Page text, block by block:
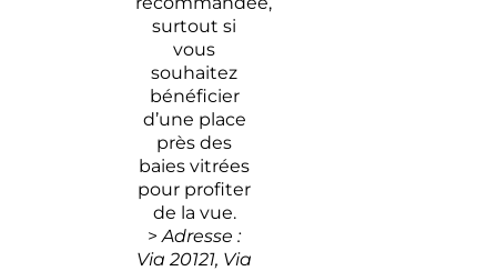
surtout si
vous
souhaitez
bénéficier
d’une place
près des
baies vitrées
pour profiter
de la vue.
>Adresse :
Via 20121, Via